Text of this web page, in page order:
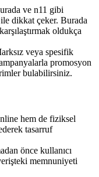
ve n11 gibi
dikkat çeker. Burada
oldukça
veya spesifik
promosyon
bulabilirsiniz.
hem de fiziksel
tasarruf
önce kullanıcı
memnuniyeti